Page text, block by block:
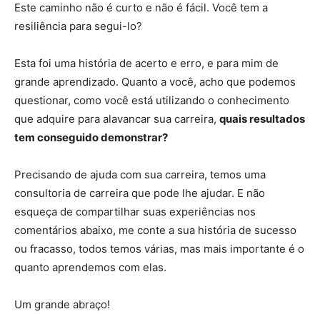
Este caminho não é curto e não é fácil. Você tem a
resiliência para segui-lo?
Esta foi uma história de acerto e erro, e para mim de
grande aprendizado. Quanto a você, acho que podemos
questionar, como você está utilizando o conhecimento
que adquire para alavancar sua carreira, quais resultados
tem conseguido demonstrar?
Precisando de ajuda com sua carreira, temos uma
consultoria de carreira que pode lhe ajudar. E não
esqueça de compartilhar suas experiências nos
comentários abaixo, me conte a sua história de sucesso
ou fracasso, todos temos várias, mas mais importante é o
quanto aprendemos com elas.
Um grande abraço!